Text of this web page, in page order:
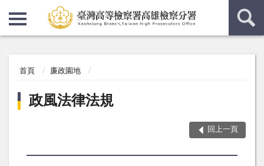
首頁 廉政園地
政風法律法規
回上一頁